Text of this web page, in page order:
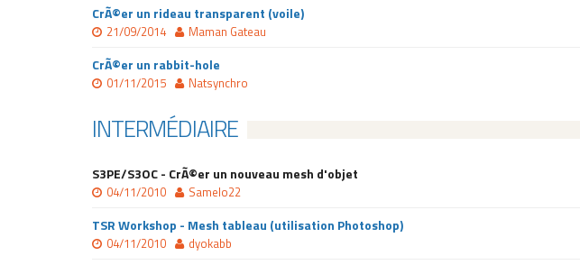
CrÃ©er un rideau transparent (voile)
21/09/2014 Maman Gateau
CrÃ©er un rabbit-hole
01/11/2015 Natsynchro
INTERMÉDIAIRE
S3PE/S3OC - CrÃ©er un nouveau mesh d'objet
04/11/2010 Samelo22
TSR Workshop - Mesh tableau (utilisation Photoshop)
04/11/2010 dyokabb